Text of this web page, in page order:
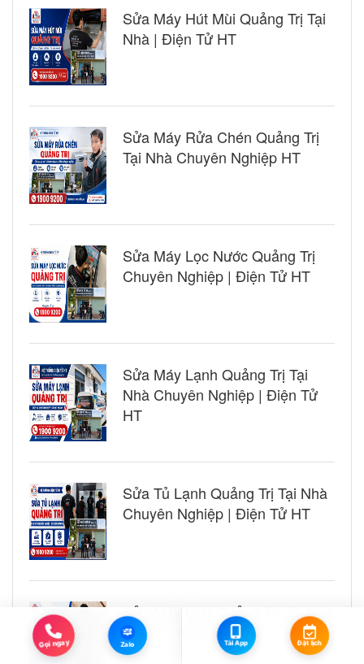
Sửa Máy Hút Mùi Quảng Trị Tại
Nhà | Điện Tử HT
Sửa Máy Rửa Chén Quảng Trị
Tại Nhà Chuyên Nghiệp HT
Sửa Máy Lọc Nước Quảng Trị
Chuyên Nghiệp | Điện Tử HT
Sửa Máy Lạnh Quảng Trị Tại
Nhà Chuyên Nghiệp | Điện Tử
HT
Sửa Tủ Lạnh Quảng Trị Tại Nhà
Chuyên Nghiệp | Điện Tử HT
Sửa Máy Giặt Quảng Trị Tại Nhà
Chuyên Nghiệp | Điện Tử HT
Gọi ngay
Zalo
Zalo Tải App Đặt lịch